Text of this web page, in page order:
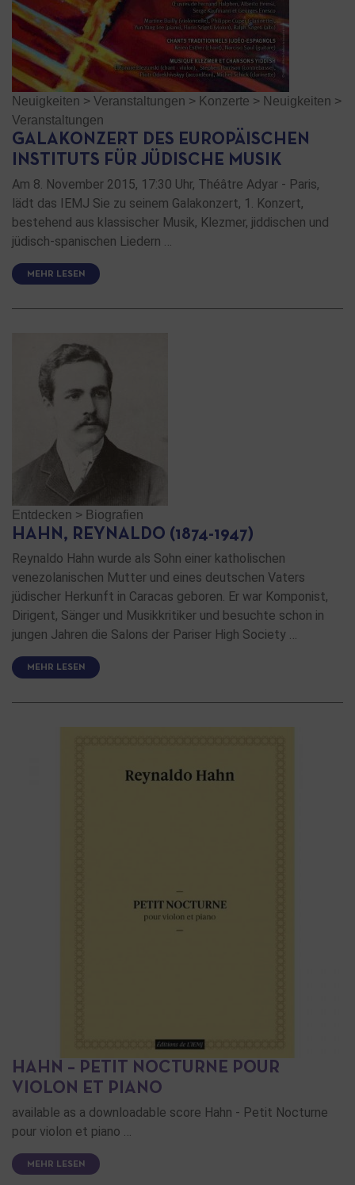
Neuigkeiten > Veranstaltungen > Konzerte > Neuigkeiten >
Veranstaltungen
GALAKONZERT DES EUROPÄISCHEN
INSTITUTS FÜR JÜDISCHE MUSIK
Am 8. November 2015, 17:30 Uhr, Théâtre Adyar - Paris,
lädt das IEMJ Sie zu seinem Galakonzert, 1. Konzert,
bestehend aus klassischer Musik, Klezmer, jiddischen und
jüdisch-spanischen Liedern …
MEHR LESEN
Entdecken > Biografien
HAHN, REYNALDO (1874-1947)
Reynaldo Hahn wurde als Sohn einer katholischen
venezolanischen Mutter und eines deutschen Vaters
jüdischer Herkunft in Caracas geboren. Er war Komponist,
Dirigent, Sänger und Musikkritiker und besuchte schon in
jungen Jahren die Salons der Pariser High Society …
MEHR LESEN
HAHN – PETIT NOCTURNE POUR
VIOLON ET PIANO
available as a downloadable score Hahn - Petit Nocturne
pour violon et piano …
MEHR LESEN